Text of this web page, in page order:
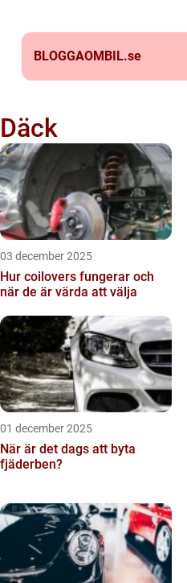
BLOGGAOMBIL.se
Däck
03 december 2025
Hur coilovers fungerar och
när de är värda att välja
01 december 2025
När är det dags att byta
fjäderben?